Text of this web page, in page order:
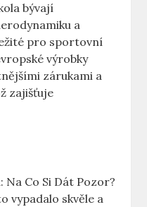
bývají
a
pro sportovní
výrobky
zárukami a
zajišťuje
Na Co Si Dát Pozor?
vypadalo skvěle a